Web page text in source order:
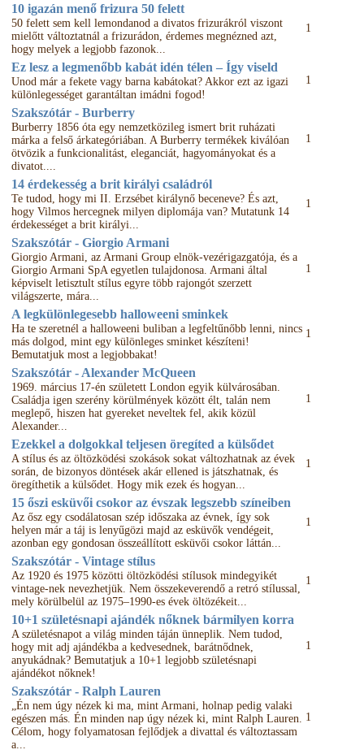
10 igazán menő frizura 50 felett
50 felett sem kell lemondanod a divatos frizurákról viszont
mielőtt változtatnál a frizurádon, érdemes megnézned azt,
hogy melyek a legjobb fazonok...
1
Ez lesz a legmenőbb kabát idén télen – Így viseld
Unod már a fekete vagy barna kabátokat? Akkor ezt az igazi
különlegességet garantáltan imádni fogod!
1
Szakszótár - Burberry
Burberry 1856 óta egy nemzetközileg ismert brit ruházati
márka a felső árkategóriában. A Burberry termékek kiválóan
ötvözik a funkcionalitást, eleganciát, hagyományokat és a
divatot....
1
14 érdekesség a brit királyi családról
Te tudod, hogy mi II. Erzsébet királynő beceneve? És azt,
hogy Vilmos hercegnek milyen diplomája van? Mutatunk 14
érdekességet a brit királyi...
1
Szakszótár - Giorgio Armani
Giorgio Armani, az Armani Group elnök-vezérigazgatója, és a
Giorgio Armani SpA egyetlen tulajdonosa. Armani által
képviselt letisztult stílus egyre több rajongót szerzett
világszerte, mára...
1
A legkülönlegesebb halloweeni sminkek
Ha te szeretnél a halloweeni buliban a legfeltűnőbb lenni, nincs
más dolgod, mint egy különleges sminket készíteni!
Bemutatjuk most a legjobbakat!
1
Szakszótár - Alexander McQueen
1969. március 17-én született London egyik külvárosában.
Családja igen szerény körülmények között élt, talán nem
meglepő, hiszen hat gyereket neveltek fel, akik közül
Alexander...
1
Ezekkel a dolgokkal teljesen öregíted a külsődet
A stílus és az öltözködési szokások sokat változhatnak az évek
során, de bizonyos döntések akár ellened is játszhatnak, és
öregíthetik a külsődet. Hogy mik ezek és hogyan...
1
15 őszi esküvői csokor az évszak legszebb színeiben
Az ősz egy csodálatosan szép időszaka az évnek, így sok
helyen már a táj is lenyűgözi majd az esküvők vendégeit,
azonban egy gondosan összeállított esküvői csokor láttán...
1
Szakszótár - Vintage stílus
Az 1920 és 1975 közötti öltözködési stílusok mindegyikét
vintage-nek nevezhetjük. Nem összekeverendő a retró stílussal,
mely körülbelül az 1975–1990-es évek öltözékeit...
1
10+1 születésnapi ajándék nőknek bármilyen korra
A születésnapot a világ minden táján ünneplik. Nem tudod,
hogy mit adj ajándékba a kedvesednek, barátnődnek,
anyukádnak? Bemutatjuk a 10+1 legjobb születésnapi
ajándékot nőknek!
1
Szakszótár - Ralph Lauren
„Én nem úgy nézek ki ma, mint Armani, holnap pedig valaki
egészen más. Én minden nap úgy nézek ki, mint Ralph Lauren.
Célom, hogy folyamatosan fejlődjek a divattal és változtassam
a...
1